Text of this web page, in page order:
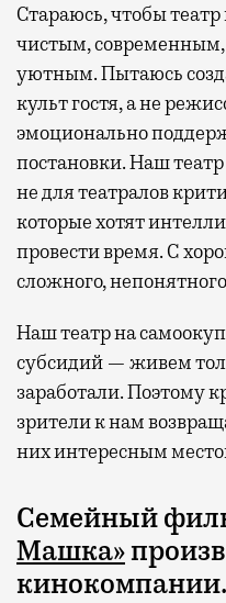
Стараюсь, чтобы
чистым,
уютным. Пытаюсь
культ гостя, а не
эмоционально
постановки. Наш
не для театралов
которые хотят
провести время. С
сложного,
Наш театр на
субсидий — живем
заработали. Поэтому
зрители к нам
них интересным
Семейный
Машка»